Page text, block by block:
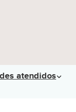
atendidos